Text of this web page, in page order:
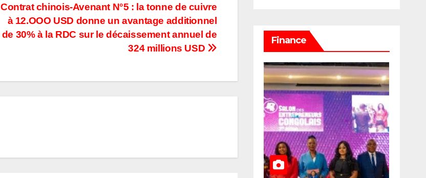
Contrat chinois-Avenant N°5 : la tonne de cuivre
à 12.OOO USD donne un avantage additionnel
de 30% à la RDC sur le décaissement annuel de
324 millions USD
Finance